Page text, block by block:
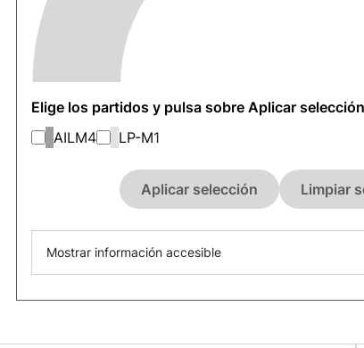
Elige los partidos y pulsa sobre Aplicar selección
AILM4 LP-M1
Aplicar selección Limpiar
Mostrar información accesible